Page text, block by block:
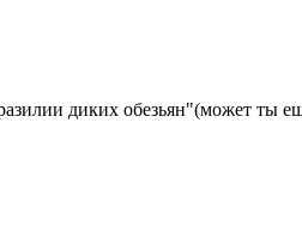
диких обезьян"(может ты